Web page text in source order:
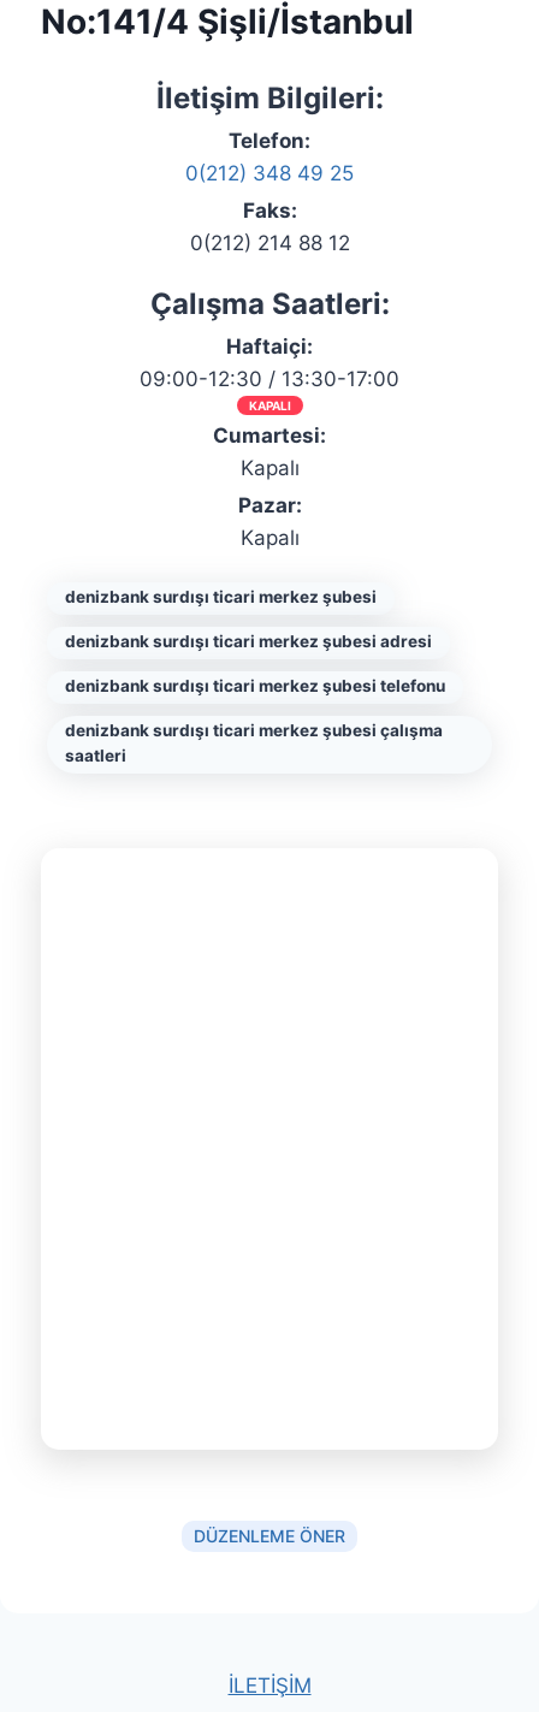
No:141/4 Şişli/İstanbul
İletişim Bilgileri:
Telefon:
0(212) 348 49 25
Faks:
0(212) 214 88 12
Çalışma Saatleri:
Haftaiçi:
09:00-12:30 / 13:30-17:00
KAPALI
Cumartesi:
Kapalı
Pazar:
Kapalı
denizbank surdışı ticari merkez şubesi
denizbank surdışı ticari merkez şubesi adresi
denizbank surdışı ticari merkez şubesi telefonu
denizbank surdışı ticari merkez şubesi çalışma
saatleri
DÜZENLEME ÖNER
İLETİŞİM